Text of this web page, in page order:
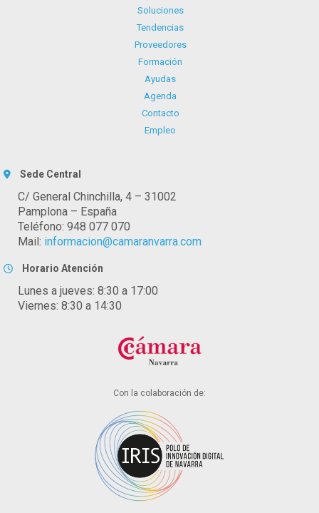
Soluciones
Tendencias
Proveedores
Formación
Ayudas
Agenda
Contacto
Empleo
Sede Central
C/ General Chinchilla, 4 – 31002
Pamplona – España
Teléfono: 948 077 070
Mail: informacion@camaranvarra.com
Horario Atención
Lunes a jueves: 8:30 a 17:00
Viernes: 8:30 a 14:30
Con la colaboración de: